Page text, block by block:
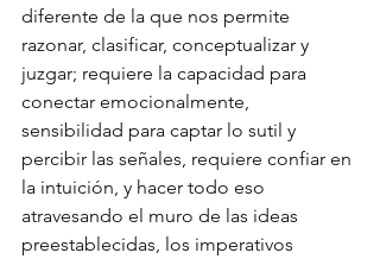
diferente de la que nos permite
razonar, clasificar, conceptualizar y
juzgar; requiere la capacidad para
conectar emocionalmente,
sensibilidad para captar lo sutil y
percibir las señales, requiere confiar en
la intuición, y hacer todo eso
atravesando el muro de las ideas
preestablecidas, los imperativos